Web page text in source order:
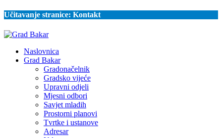
Učitavanje stranice: Kontakt
Naslovnica
Grad Bakar
Gradonačelnik
Gradsko vijeće
Upravni odjeli
Mjesni odbori
Savjet mladih
Prostorni planovi
Tvrtke i ustanove
Adresar